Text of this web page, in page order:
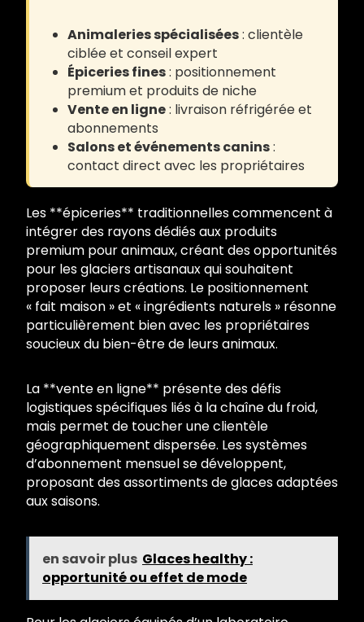
Animaleries spécialisées: clientèle
ciblée et conseil expert
Épiceries fines: positionnement
premium et produits de niche
Vente en ligne: livraison réfrigérée et
abonnements
Salons et événements canins:
contact direct avec les propriétaires
Les **épiceries** traditionnelles commencent à
intégrer des rayons dédiés aux produits
premium pour animaux, créant des opportunités
pour les glaciers artisanaux qui souhaitent
proposer leurs créations. Le positionnement
« fait maison » et « ingrédients naturels » résonne
particulièrement bien avec les propriétaires
soucieux du bien-être de leurs animaux.
La **vente en ligne** présente des défis
logistiques spécifiques liés à la chaîne du froid,
mais permet de toucher une clientèle
géographiquement dispersée. Les systèmes
d’abonnement mensuel se développent,
proposant des assortiments de glaces adaptées
aux saisons.
en savoir plus Glaces healthy :
opportunité ou effet de mode